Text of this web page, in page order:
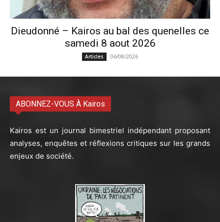
Dieudonné – Kairos au bal des quenelles ce
samedi 8 aout 2026
Articles 06/08/2026
ABONNEZ-VOUS À Kairos
Kairos est un journal bimestriel indépendant proposant
analyses, enquêtes et réflexions critiques sur les grands
enjeux de société.